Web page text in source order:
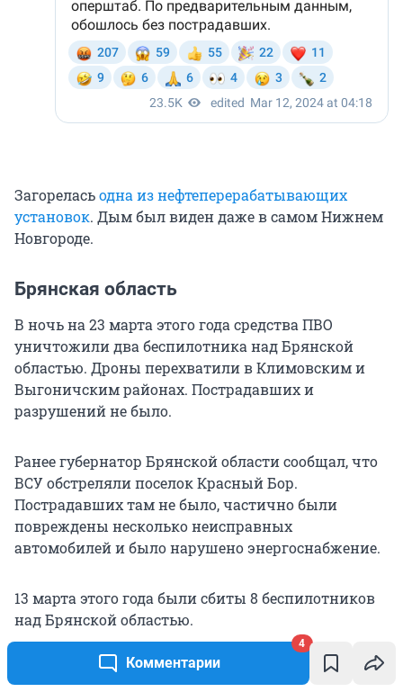
Комментарии
4
Загореласьодна из нефтеперерабатывающих
установок. Дым был виден даже в самом Нижнем
Новгороде.
Брянская область
В ночь на 23 марта этого года средства ПВО
уничтожили два беспилотника над Брянской
областью. Дроны перехватили в Климовским и
Выгоничским районах. Пострадавших и
разрушений не было.
Ранее губернатор Брянской области сообщал, что
ВСУ обстреляли поселок Красный Бор.
Пострадавших там не было, частично были
повреждены несколько неисправных
автомобилей и было нарушено энергоснабжение.
13 марта этого года были сбиты 8 беспилотников
над Брянской областью.
Новгородская область